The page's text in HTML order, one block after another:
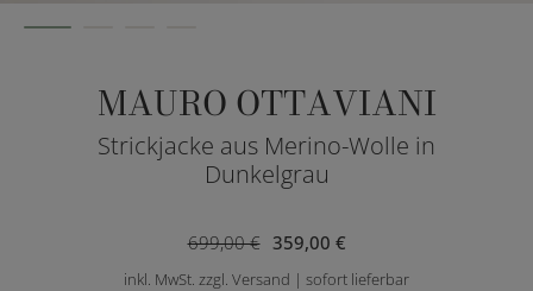
MAURO OTTAVIANI
Strickjacke aus Merino-Wolle in
Dunkelgrau
359,00 €
699,00 €
inkl. MwSt. zzgl. Versand | sofort lieferbar